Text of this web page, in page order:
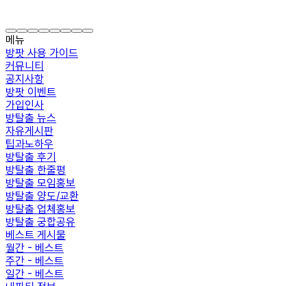
메뉴
방팟 사용 가이드
커뮤니티
공지사항
방팟 이벤트
가입인사
방탈출 뉴스
자유게시판
팁과노하우
방탈출 후기
방탈출 한줄평
방탈출 모임홍보
방탈출 양도/교환
방탈출 업체홍보
방탈출 궁합공유
베스트 게시물
월간 - 베스트
주간 - 베스트
일간 - 베스트